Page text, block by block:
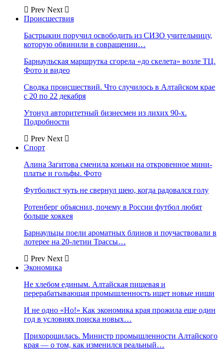
Prev Next
Происшествия
Бастрыкин поручил освободить из СИЗО учительницу,
которую обвинили в совращении…
Барнаульская маршрутка сгорела «до скелета» возле ТЦ.
Фото и видео
Сводка происшествий. Что случилось в Алтайском крае
с 20 по 22 декабря
Утонул авторитетный бизнесмен из лихих 90-х.
Подробности
Prev Next
Спорт
Алина Загитова сменила коньки на откровенное мини-
платье и гольфы. Фото
Футболист чуть не свернул шею, когда радовался голу
Ротенберг объяснил, почему в России футбол любят
больше хоккея
Барнаульцы поели ароматных блинов и поучаствовали в
лотерее на 20-летии Трассы…
Prev Next
Экономика
Не хлебом единым. Алтайская пищевая и
перерабатывающая промышленность ищет новые ниши
И не одно «Но!» Как экономика края прожила еще один
год в условиях поиска новых…
Прихорошилась. Министр промышленности Алтайского
края — о том, как изменился реальный…